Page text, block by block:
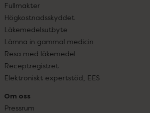
Fullmakter
Högkostnadsskyddet
Läkemedelsutbyte
Lämna in gammal medicin
Resa med läkemedel
Receptregistret
Elektroniskt expertstöd, EES
Om oss
Pressrum